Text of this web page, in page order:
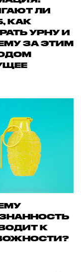
ЛИ
КАК
УРНУ И
ЗА ЭТИМ
К